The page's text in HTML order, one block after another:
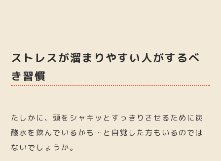
ストレスが溜まりやすい人がするべ
き習慣
たしかに、頭をシャキッとすっきりさせるために炭
酸水を飲んでいるかも…と自覚した方もいるのでは
ないでしょうか。